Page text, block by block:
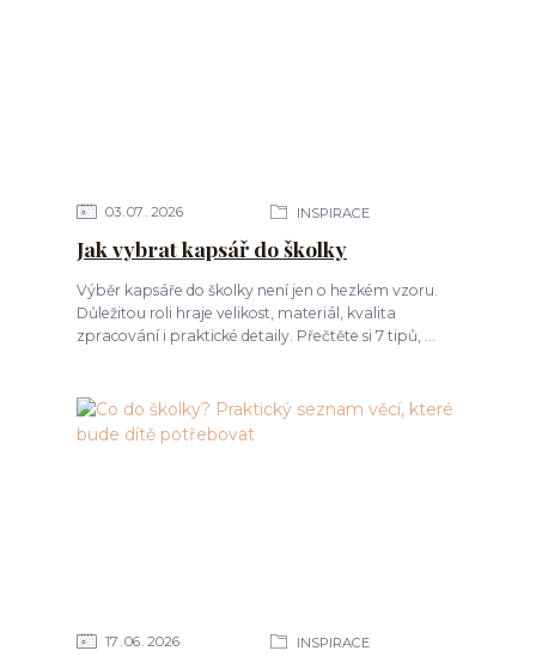
03 07 2026 INSPIRACE
Jak vybrat kapsář do školky
Výběr kapsáře do školky není jen o hezkém vzoru.
Důležitou roli hraje velikost, materiál, kvalita
zpracování i praktické detaily. Přečtěte si 7 tipů, ...
17 06 2026 INSPIRACE